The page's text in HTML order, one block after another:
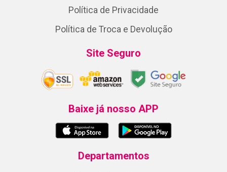
Política de Privacidade
Política de Troca e Devolução
Site Seguro
Baixe já nosso APP
Departamentos